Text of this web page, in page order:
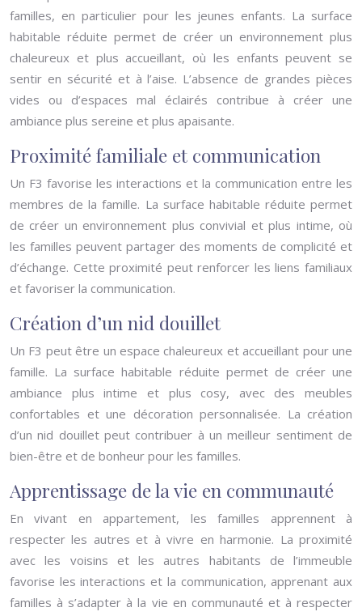
familles, en particulier pour les jeunes enfants. La surface
habitable réduite permet de créer un environnement plus
chaleureux et plus accueillant, où les enfants peuvent se
sentir en sécurité et à l’aise. L’absence de grandes pièces
vides ou d’espaces mal éclairés contribue à créer une
ambiance plus sereine et plus apaisante.
Proximité familiale et communication
Un F3 favorise les interactions et la communication entre les
membres de la famille. La surface habitable réduite permet
de créer un environnement plus convivial et plus intime, où
les familles peuvent partager des moments de complicité et
d’échange. Cette proximité peut renforcer les liens familiaux
et favoriser la communication.
Création d’un nid douillet
Un F3 peut être un espace chaleureux et accueillant pour une
famille. La surface habitable réduite permet de créer une
ambiance plus intime et plus cosy, avec des meubles
confortables et une décoration personnalisée. La création
d’un nid douillet peut contribuer à un meilleur sentiment de
bien-être et de bonheur pour les familles.
Apprentissage de la vie en communauté
En vivant en appartement, les familles apprennent à
respecter les autres et à vivre en harmonie. La proximité
avec les voisins et les autres habitants de l’immeuble
favorise les interactions et la communication, apprenant aux
familles à s’adapter à la vie en communauté et à respecter